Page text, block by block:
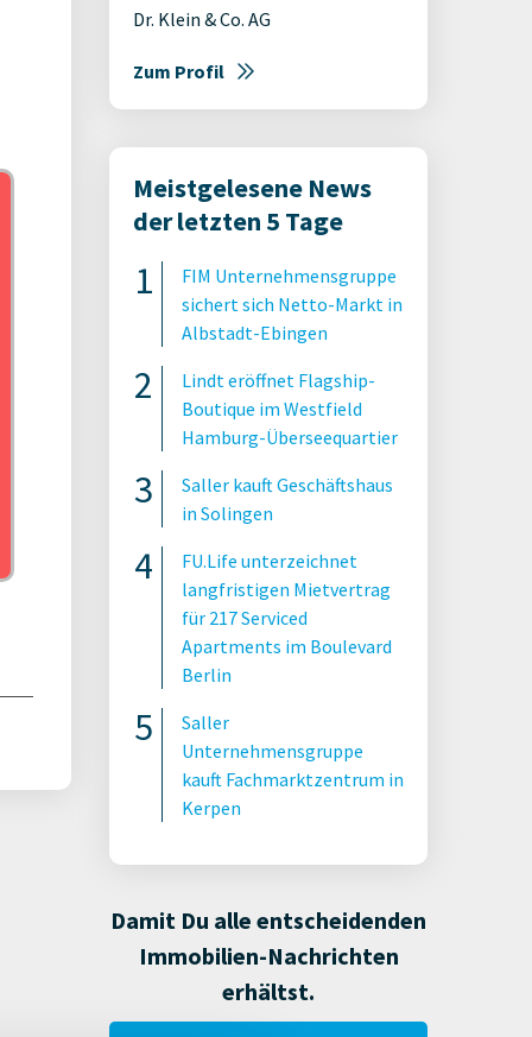
Dr. Klein & Co. AG
Zum Profil
Meistgelesene News
der letzten 5 Tage
FIM Unternehmensgruppe
sichert sich Netto-Markt in
Albstadt-Ebingen
Lindt eröffnet Flagship-
Boutique im Westfield
Hamburg-Überseequartier
Saller kauft Geschäftshaus
in Solingen
FU.Life unterzeichnet
langfristigen Mietvertrag
für 217 Serviced
Apartments im Boulevard
Berlin
Saller
Unternehmensgruppe
kauft Fachmarktzentrum in
Kerpen
Damit Du alle entscheidenden
Immobilien-Nachrichten
erhältst.